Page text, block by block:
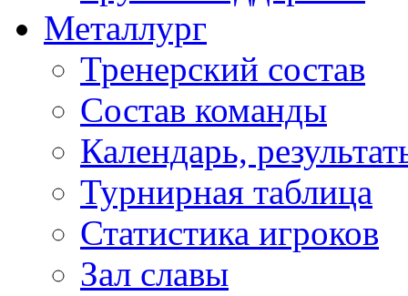
Металлург
Тренерский состав
Состав команды
Календарь,
Турнирная таблица
Статистика игроков
Зал славы